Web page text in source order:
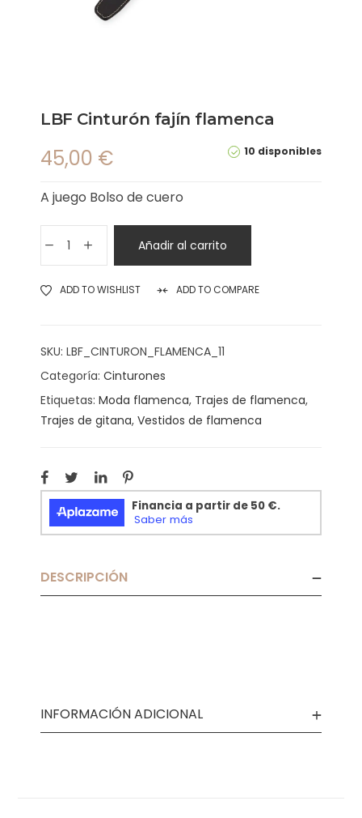
LBF Cinturón fajín flamenca
10 disponibles
45,00 €
A juego Bolso de cuero
Añadir al carrito
ADD TO WISHLIST ADD TO COMPARE
SKU: LBF_CINTURON_FLAMENCA_11
Categoría: Cinturones
Etiquetas: Moda flamenca, Trajes de flamenca,
Trajes de gitana, Vestidos de flamenca
DESCRIPCIÓN
INFORMACIÓN ADICIONAL